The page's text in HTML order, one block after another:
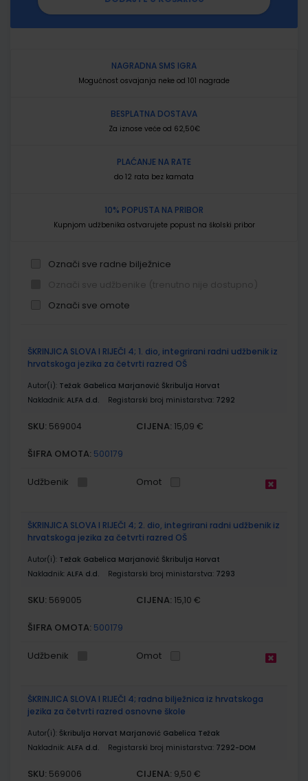
NAGRADNA SMS IGRA
Mogućnost osvajanja neke od 101 nagrade
BESPLATNA DOSTAVA
Za iznose veće od 62,50€
PLAĆANJE NA RATE
do 12 rata bez kamata
10% POPUSTA NA PRIBOR
Kupnjom udžbenika ostvarujete popust na školski pribor
Označi sve radne bilježnice
Označi sve omote
proizvodi
ŠKRINJICA SLOVA I RIJEČI 4; 1. dio, integrirani radni udžbenik iz
hrvatskoga jezika za četvrti razred OŠ
Autor(i): Težak Gabelica Marjanović Škribulja Horvat
Nakladnik: ALFA d.d. Registarski broj ministarstva: 7292
SKU: 569004 CIJENA: 15,09 €
ŠIFRA OMOTA: 500179
Udžbenik Omot
ŠKRINJICA SLOVA I RIJEČI 4; 2. dio, integrirani radni udžbenik iz
hrvatskoga jezika za četvrti razred OŠ
Autor(i): Težak Gabelica Marjanović Škribulja Horvat
Nakladnik: ALFA d.d. Registarski broj ministarstva: 7293
SKU: 569005 CIJENA: 15,10 €
ŠIFRA OMOTA: 500179
Udžbenik Omot
ŠKRINJICA SLOVA I RIJEČI 4; radna bilježnica iz hrvatskoga
jezika za četvrti razred osnovne škole
Autor(i): Škribulja Horvat Marjanović Gabelica Težak
Nakladnik: ALFA d.d. Registarski broj ministarstva: 7292-DOM
SKU: 569006 CIJENA: 9,50 €